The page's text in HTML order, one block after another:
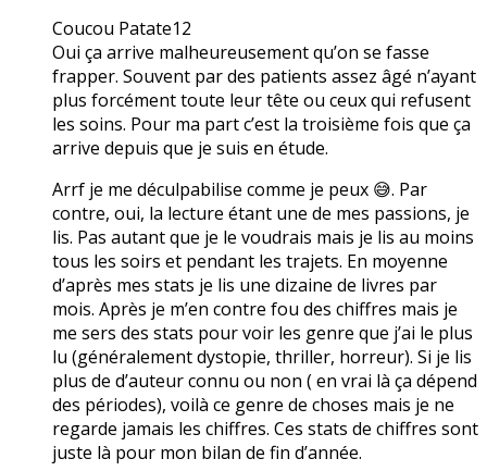
Coucou Patate12
Oui ça arrive malheureusement qu’on se fasse
frapper. Souvent par des patients assez âgé n’ayant
plus forcément toute leur tête ou ceux qui refusent
les soins. Pour ma part c’est la troisième fois que ça
arrive depuis que je suis en étude.
Arrf je me déculpabilise comme je peux 😅. Par
contre, oui, la lecture étant une de mes passions, je
lis. Pas autant que je le voudrais mais je lis au moins
tous les soirs et pendant les trajets. En moyenne
d’après mes stats je lis une dizaine de livres par
mois. Après je m’en contre fou des chiffres mais je
me sers des stats pour voir les genre que j’ai le plus
lu (généralement dystopie, thriller, horreur). Si je lis
plus de d’auteur connu ou non ( en vrai là ça dépend
des périodes), voilà ce genre de choses mais je ne
regarde jamais les chiffres. Ces stats de chiffres sont
juste là pour mon bilan de fin d’année.